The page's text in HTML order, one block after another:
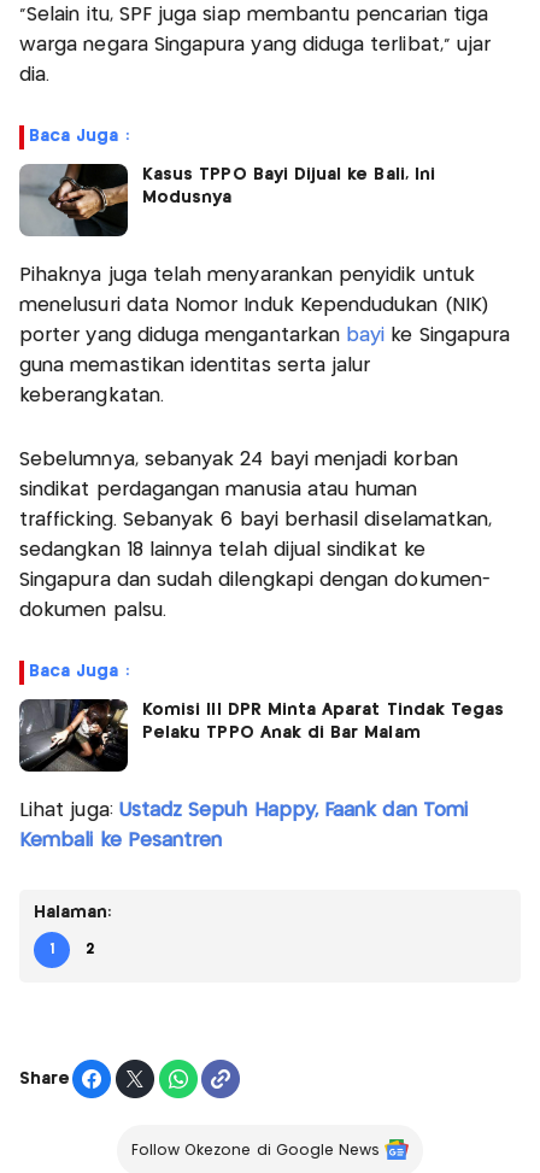
“Selain itu, SPF juga siap membantu pencarian tiga
warga negara Singapura yang diduga terlibat,” ujar
dia.
Baca Juga :
Kasus TPPO Bayi Dijual ke Bali, Ini
Modusnya
Pihaknya juga telah menyarankan penyidik untuk
menelusuri data Nomor Induk Kependudukan (NIK)
porter yang diduga mengantarkan bayi ke Singapura
guna memastikan identitas serta jalur
keberangkatan.
Sebelumnya, sebanyak 24 bayi menjadi korban
sindikat perdagangan manusia atau human
trafficking. Sebanyak 6 bayi berhasil diselamatkan,
sedangkan 18 lainnya telah dijual sindikat ke
Singapura dan sudah dilengkapi dengan dokumen-
dokumen palsu.
Baca Juga :
Komisi III DPR Minta Aparat Tindak Tegas
Pelaku TPPO Anak di Bar Malam
Lihat juga: Ustadz Sepuh Happy, Faank dan Tomi
Kembali ke Pesantren
Halaman:
1 2
Share
Follow Okezone di Google News